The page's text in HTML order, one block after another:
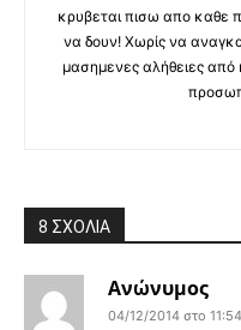
κρυβεται πισω απο καθε
να δουν! Χωρίς να
μασημενες αλήθειες
8 ΣΧΟΛΙΑ
Ανώνυμος
04/12/2014 στο